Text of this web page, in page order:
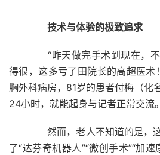
技术与体验的极致追求
“昨天做完手术到现在，不
得很，这多亏了田院长的高超医
胸外科病房，81岁的患者付梅（化
24小时，就能起身与记者正常交流。
然而，老人不知道的是，
了“达芬奇机器人”“微创手术”“加速